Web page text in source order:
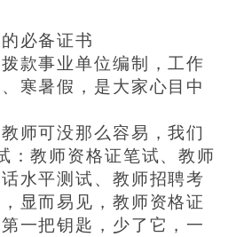
必备证书
款事业单位编制，工作
寒暑假，是大家心目中
师可没那么容易，我们
：教师资格证笔试、教师
水平测试、教师招聘考
显而易见，教师资格证
一把钥匙，少了它，一